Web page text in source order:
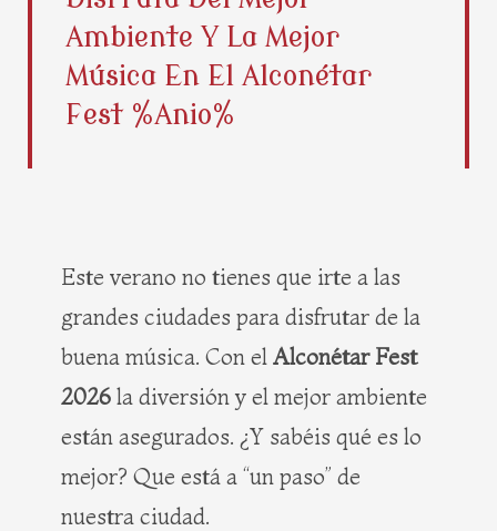
b
o
o
k
i
t
t
e
r
e
r
e
r
Ambiente Y La Mejor
Música En El Alconétar
Fest %anio%
Este verano no tienes que irte a las
grandes ciudades para disfrutar de la
buena música. Con el Alconétar Fest
2026 la diversión y el mejor ambiente
están asegurados. ¿Y sabéis qué es lo
mejor? Que está a “un paso” de
nuestra ciudad.